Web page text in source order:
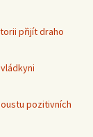
přijít draho
pozitivních